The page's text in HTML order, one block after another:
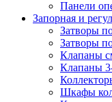
Панели
Запорная и
Затворы
Затворы
Клапаны
Клапаны
Шкафы